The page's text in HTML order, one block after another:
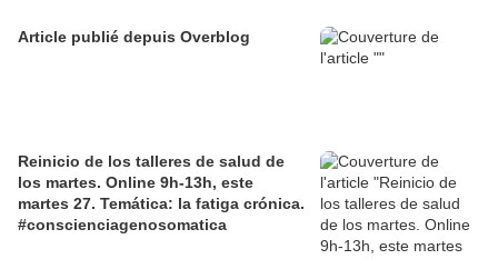
Article publié depuis Overblog
Reinicio de los talleres de salud de
los martes. Online 9h-13h, este
martes 27. Temática: la fatiga crónica.
#conscienciagenosomatica